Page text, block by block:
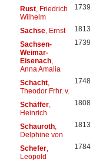
Rust, Friedrich
Wilhelm
1739
Sachse, Ernst 1813
Sachsen-
Weimar-
Eisenach,
Anna Amalia
1739
Schacht,
Theodor Frhr. v.
1748
Schäffer,
Heinrich
1808
Schauroth,
Delphine von
1813
Schefer,
Leopold
1784